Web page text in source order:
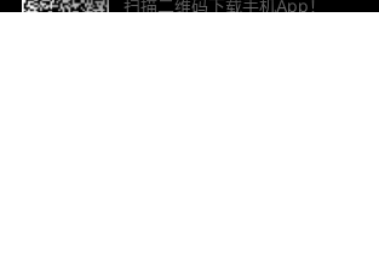
扫描二维码下载手机App！